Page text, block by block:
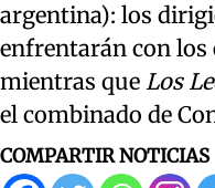
argentina): los
enfrentarán con los
mientras que Los
el combinado de
COMPARTIR NOTICIAS